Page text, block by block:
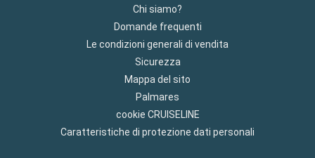
Chi siamo?
Domande frequenti
Le condizioni generali di vendita
Sicurezza
Mappa del sito
Palmares
cookie CRUISELINE
Caratteristiche di protezione dati personali